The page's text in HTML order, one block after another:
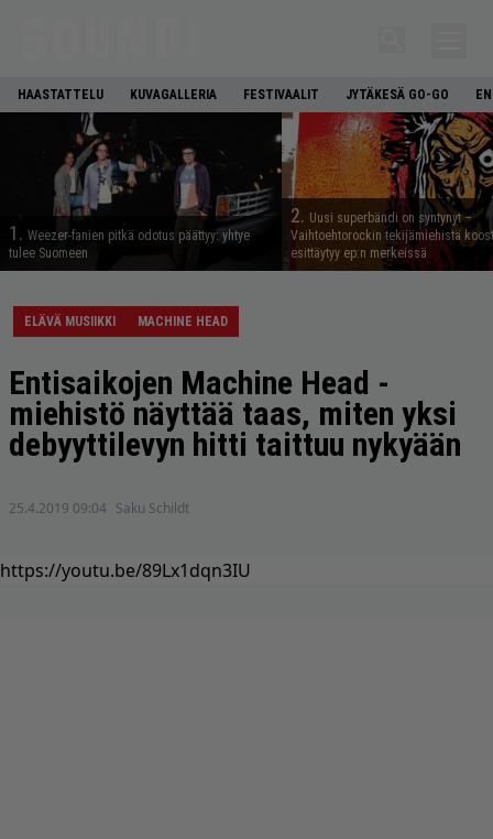
HAASTATTELU KUVAGALLERIA FESTIVAALIT JYTÄKESÄ GO-GO
1. Weezer-fanien pitkä odotus päättyy: yhtye
tulee Suomeen
2. Uusi superbändi on syntynyt –
Vaihtoehtorockin tekijämiehistä
esittäytyy ep:n merkeissä
ELÄVÄ MUSIIKKI MACHINE HEAD
Entisaikojen Machine Head -
miehistö näyttää taas, miten yksi
debyyttilevyn hitti taittuu nykyään
25.4.2019 09:04 Saku Schildt
https://youtu.be/89Lx1dqn3IU